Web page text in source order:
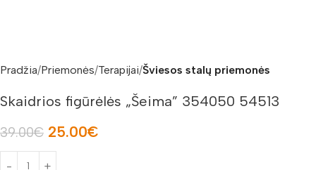
Pradžia Priemonės Terapijai Šviesos stalų priemonės
Skaidrios figūrėlės „Šeima” 354050 54513
39.00€ 25.00€